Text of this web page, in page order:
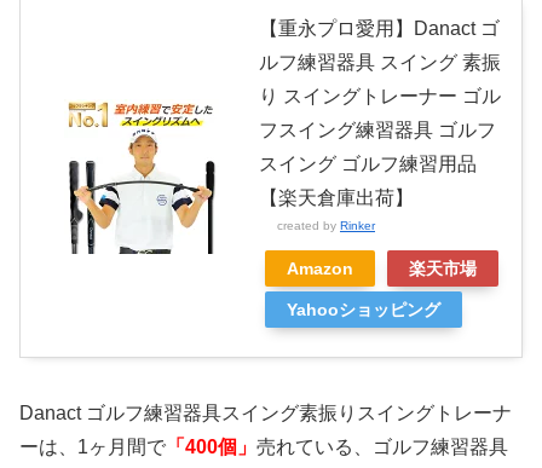
【重永プロ愛用】Danact ゴ
ルフ練習器具 スイング 素振
り スイングトレーナー ゴル
フスイング練習器具 ゴルフ
スイング ゴルフ練習用品
【楽天倉庫出荷】
created by Rinker
Amazon 楽天市場
Yahooショッピング
Danact ゴルフ練習器具スイング素振りスイングトレーナ
ーは、1ヶ月間で 「400個」 売れている、ゴルフ練習器具